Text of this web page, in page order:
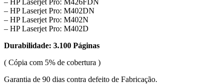
– HP Laserjet Pro: M402DN
– HP Laserjet Pro: M402N
– HP Laserjet Pro: M402D
Durabilidade: 3.100 Páginas
( Cópia com 5% de cobertura )
Garantia de 90 dias contra defeito de Fabricação.